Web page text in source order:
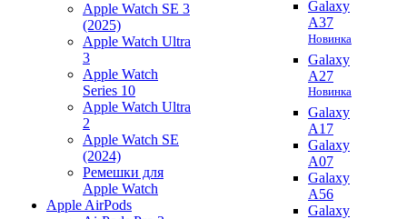
Apple Watch SE 3
(2025)
Apple Watch Ultra
3
Apple Watch
Series 10
Apple Watch Ultra
2
Apple Watch SE
(2024)
Ремешки для
Apple Watch
Apple AirPods
Galaxy
A37
Новинка
Galaxy
A27
Новинка
Galaxy
A17
Galaxy
A07
Galaxy
A56
Galaxy